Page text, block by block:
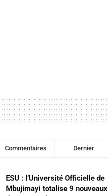
Commentaires Dernier
ESU : l’Université Officielle de
Mbujimayi totalise 9 nouveaux